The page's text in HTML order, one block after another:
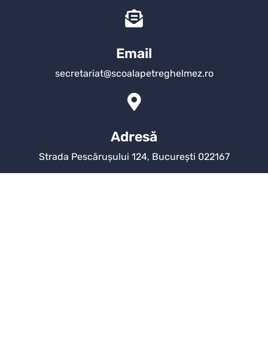
Email
secretariat@scoalapetreghelmez.ro
Adresă
Strada Pescărușului 124, București 022167